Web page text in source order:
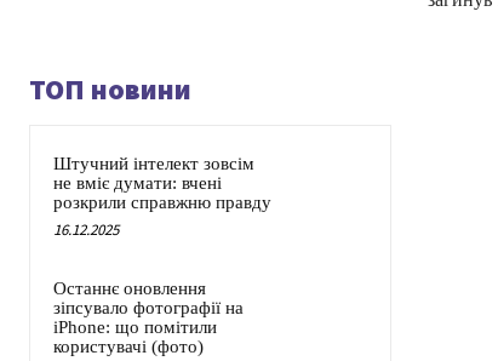
ТОП новини
Штучний інтелект зовсім
не вміє думати: вчені
розкрили справжню правду
16.12.2025
Останнє оновлення
зіпсувало фотографії на
iPhone: що помітили
користувачі (фото)